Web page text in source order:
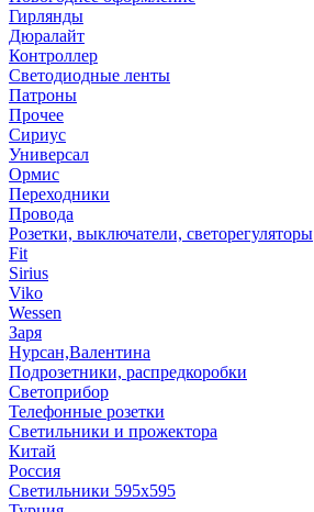
Гирлянды
Дюралайт
Контроллер
Светодиодные ленты
Патроны
Прочее
Сириус
Универсал
Ормис
Переходники
Провода
Розетки, выключатели, светорегуляторы
Fit
Sirius
Viko
Wessen
Заря
Нурсан,Валентина
Подрозетники, распредкоробки
Светоприбор
Телефонные розетки
Светильники и прожектора
Китай
Россия
Светильники 595х595